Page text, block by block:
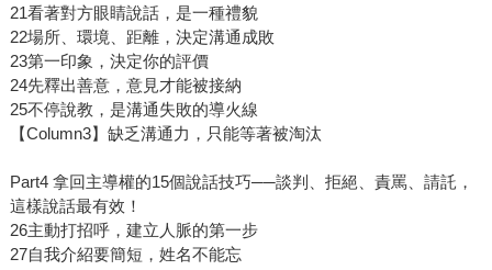
21看著對方眼睛說話，是一種禮貌
22場所、環境、距離，決定溝通成敗
23第一印象，決定你的評價
24先釋出善意，意見才能被接納
25不停說教，是溝通失敗的導火線
【Column3】缺乏溝通力，只能等著被淘汰
Part4 拿回主導權的15個說話技巧──談判、拒絕、責罵、請託，
這樣說話最有效！
26主動打招呼，建立人脈的第一步
27自我介紹要簡短，姓名不能忘